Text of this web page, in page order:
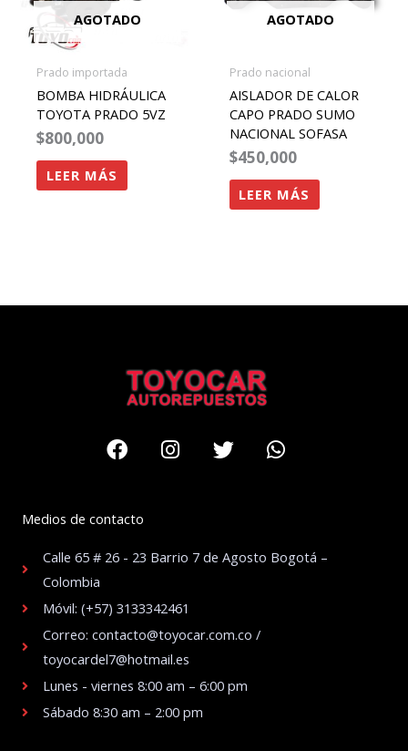
AGOTADO
Prado importada
BOMBA HIDRÁULICA
TOYOTA PRADO 5VZ
$800,000
LEER MÁS
AGOTADO
Prado nacional
AISLADOR DE CALOR
CAPO PRADO SUMO
NACIONAL SOFASA
$450,000
LEER MÁS
FacebookInstagram
TwitterWhatsapp
Medios de contacto
Calle 65 # 26 - 23 Barrio 7 de Agosto Bogotá –
Colombia
Móvil: (+57) 3133342461
Correo: contacto@toyocar.com.co /
toyocardel7@hotmail.es
Lunes - viernes 8:00 am – 6:00 pm
Sábado 8:30 am – 2:00 pm